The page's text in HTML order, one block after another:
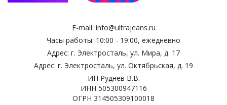
E-mail: info@ultrajeans.ru
Часы работы: 10:00 - 19:00, ежедневно
Адрес: г. Электросталь, ул. Мира, д. 17
Адрес: г. Электросталь, ул. Октябрьская, д. 19
ИП Руднев В.В.
ИНН 505300947116
ОГРН 314505309100018